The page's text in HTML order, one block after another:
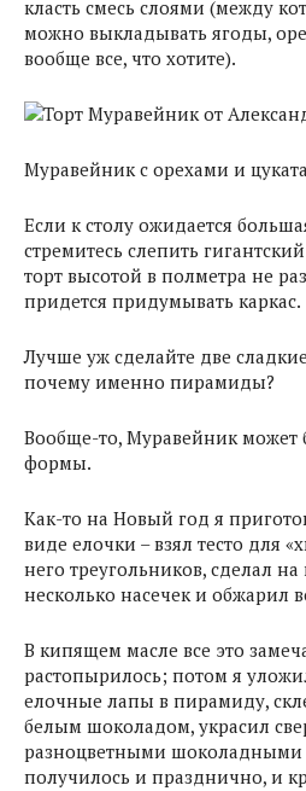
класть смесь слоями (между
можно выкладывать ягоды,
вообще все, что хотите).
Муравейник с орехами и
Если к столу ожидается
стремитесь слепить
торт высотой в полметра не
придется придумывать каркас.
Лучше уж сделайте две
почему именно пирамиды?
Вообще-то, Муравейник может
формы.
Как-то на Новый год я
виде елочки – взял тесто для
него треугольников, сделал
несколько насечек и обжарил
В кипящем масле все это
растопырилось; потом я
елочные лапы в пирамиду,
белым шоколадом, украсил
разноцветными
получилось и празднично, и